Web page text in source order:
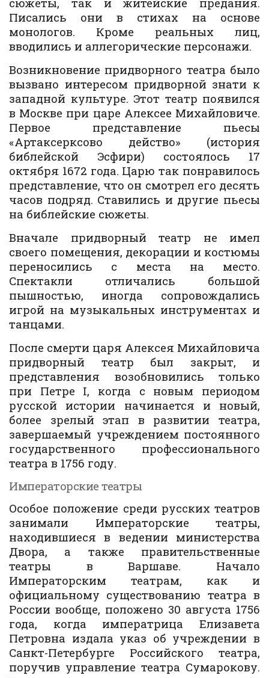
Писались они в стихах на основе
монологов. Кроме реальных лиц,
вводились и аллегорические персонажи.
Возникновение придворного театра было
вызвано интересом придворной знати к
западной культуре. Этот театр появился
в Москве при царе Алексее Михайловиче.
Первое представление пьесы
«Артаксерксово действо» (история
библейской Эсфири) состоялось 17
октября 1672 года. Царю так понравилось
представление, что он смотрел его десять
часов подряд. Ставились и другие пьесы
на библейские сюжеты.
Вначале придворный театр не имел
своего помещения, декорации и костюмы
переносились с места на место.
Спектакли отличались большой
пышностью, иногда сопровождались
игрой на музыкальных инструментах и
танцами.
После смерти царя Алексея Михайловича
придворный театр был закрыт, и
представления возобновились только
при Петре I, когда с новым периодом
русской истории начинается и новый,
более зрелый этап в развитии театра,
завершаемый учреждением постоянного
государственного профессионального
театра в 1756 году.
Императорские театры
Особое положение среди русских театров
занимали Императорские театры,
находившиеся в ведении министерства
Двора, а также правительственные
театры в Варшаве. Начало
Императорским театрам, как и
официальному существованию театра в
России вообще, положено 30 августа 1756
года, когда императрица Елизавета
Петровна издала указ об учреждении в
Санкт-Петербурге Российского театра,
поручив управление театра Сумарокову.